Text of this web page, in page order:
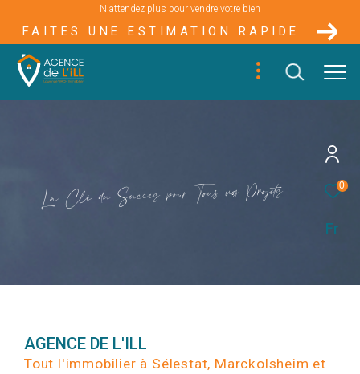
N'attendez plus pour vendre votre bien
FAITES UNE ESTIMATION RAPIDE
0
Fr
La Clé du Succès pou Tous vos Projets
AGENCE DE L'ILL
Tout l'immobilier à Sélestat, Marckolsheim et